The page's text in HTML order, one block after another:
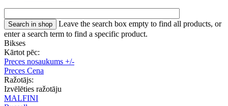
Leave the search box empty to find all products, or
enter a search term to find a specific product.
Bikses
Kārtot pēc:
Preces nosaukums +/-
Preces Cena
Ražotājs:
Izvēlēties ražotāju
MALFINI